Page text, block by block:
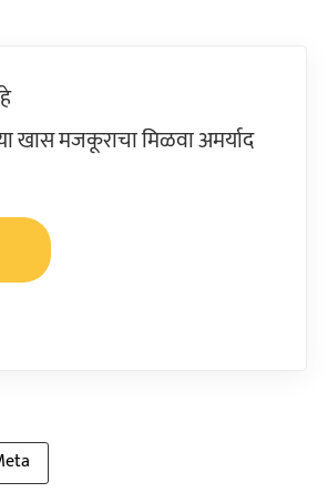
मजकूराचा मिळवा अमर्याद